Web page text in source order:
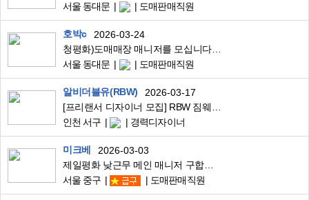
서울 동대문
도매판매직원
호박c
2026-03-24
청평화)도매매장 매니저를 모십니다 (입기 전에)
서울 동대문
도매판매직원
알비더블유(RBW)
2026-03-17
인천 서구
경력디자이너
미크베
2026-03-03
제일평화 낮근무 메인 매니저 구합니다.
서울 중구
도매판매직원